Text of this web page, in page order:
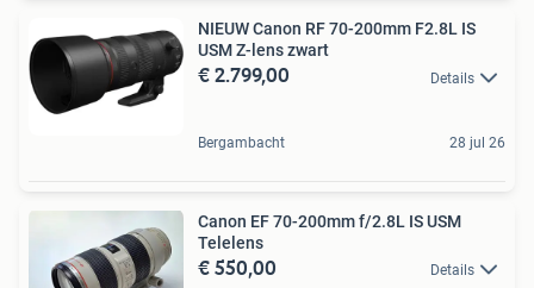
NIEUW Canon RF 70-200mm F2.8L IS
USM Z-lens zwart
€ 2.799,00 Details
Bergambacht 28 jul 26
Canon EF 70-200mm f/2.8L IS USM
Telelens
€ 550,00 Details